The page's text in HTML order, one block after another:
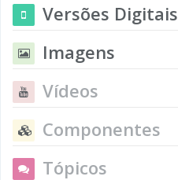
Versões Digitais
Imagens
Vídeos
Componentes
Tópicos